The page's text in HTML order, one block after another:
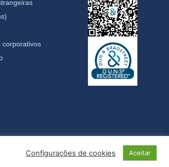
corporativos
Configurações de cookies Aceitar